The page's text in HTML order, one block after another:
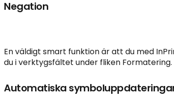
Negation
En väldigt smart funktion är att du med
du i verktygsfältet under fliken Formatering.
Automatiska